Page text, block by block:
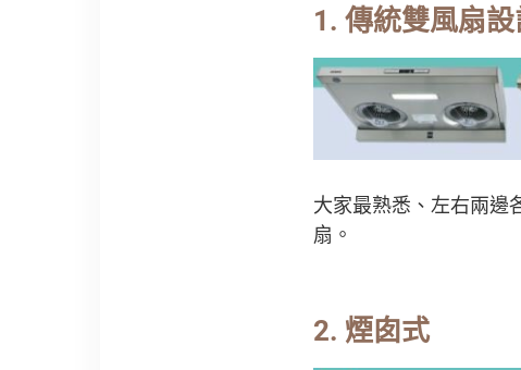
1. 傳統雙風扇
大家最熟悉、左右兩邊
扇。
2. 煙囱式